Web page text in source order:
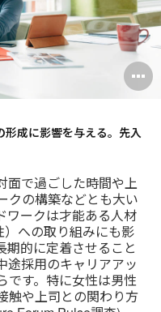
成に影響を与える。先入
面で過ごした時間や上
クの構築などとも大い
ワークは才能ある人材
への取り組みにも影
期的に定着させること
途採用のキャリアアッ
です。特に女性は男性
触や上司との関わり方